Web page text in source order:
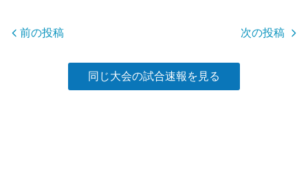
o
前の投稿 次の投稿
同じ大会の試合速報を見る